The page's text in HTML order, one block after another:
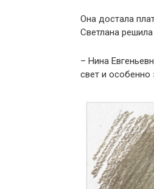
Она достала
Светлана
– Нина
свет и